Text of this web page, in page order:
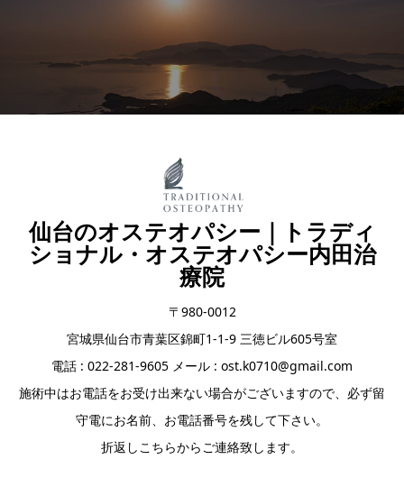
仙台のオステオパシー｜トラディ
ショナル・オステオパシー内田治
療院
〒980-0012
宮城県仙台市青葉区錦町1-1-9 三徳ビル605号室
電話 : 022-281-9605 メール : ost.k0710@gmail.com
施術中はお電話をお受け出来ない場合がございますので、必ず留
守電にお名前、お電話番号を残して下さい。
折返しこちらからご連絡致します。